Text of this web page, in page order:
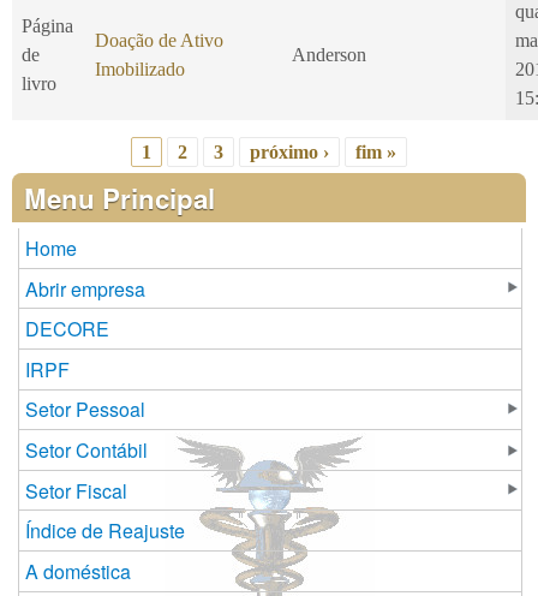
Página
de
livro
Doação de Ativo
Imobilizado
Anderson
Páginas
1 2 3 próximo › fim »
Menu Principal
Home
Abrir empresa
DECORE
IRPF
Setor Pessoal
Setor Contábil
Setor Fiscal
Índice de Reajuste
A doméstica